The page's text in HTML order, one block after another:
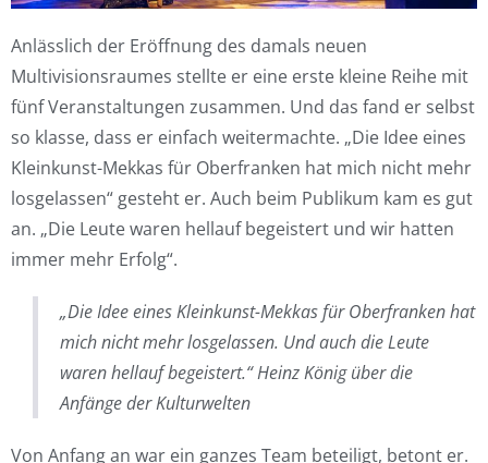
Anlässlich der Eröffnung des damals neuen
Multivisionsraumes stellte er eine erste kleine Reihe mit
fünf Veranstaltungen zusammen. Und das fand er selbst
so klasse, dass er einfach weitermachte. „Die Idee eines
Kleinkunst-Mekkas für Oberfranken hat mich nicht mehr
losgelassen“ gesteht er. Auch beim Publikum kam es gut
an. „Die Leute waren hellauf begeistert und wir hatten
immer mehr Erfolg“.
„Die Idee eines Kleinkunst-Mekkas für Oberfranken hat
mich nicht mehr losgelassen. Und auch die Leute
waren hellauf begeistert.“ Heinz König über die
Anfänge der Kulturwelten
Von Anfang an war ein ganzes Team beteiligt, betont er.